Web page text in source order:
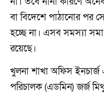
বা বিদেশে পাঠানোর পর
হচ্ছে না। এসব সমস্যা
রয়েছে।
খুলনা শাখা অফিস
পরিচালক (এডমিন) জর্জ